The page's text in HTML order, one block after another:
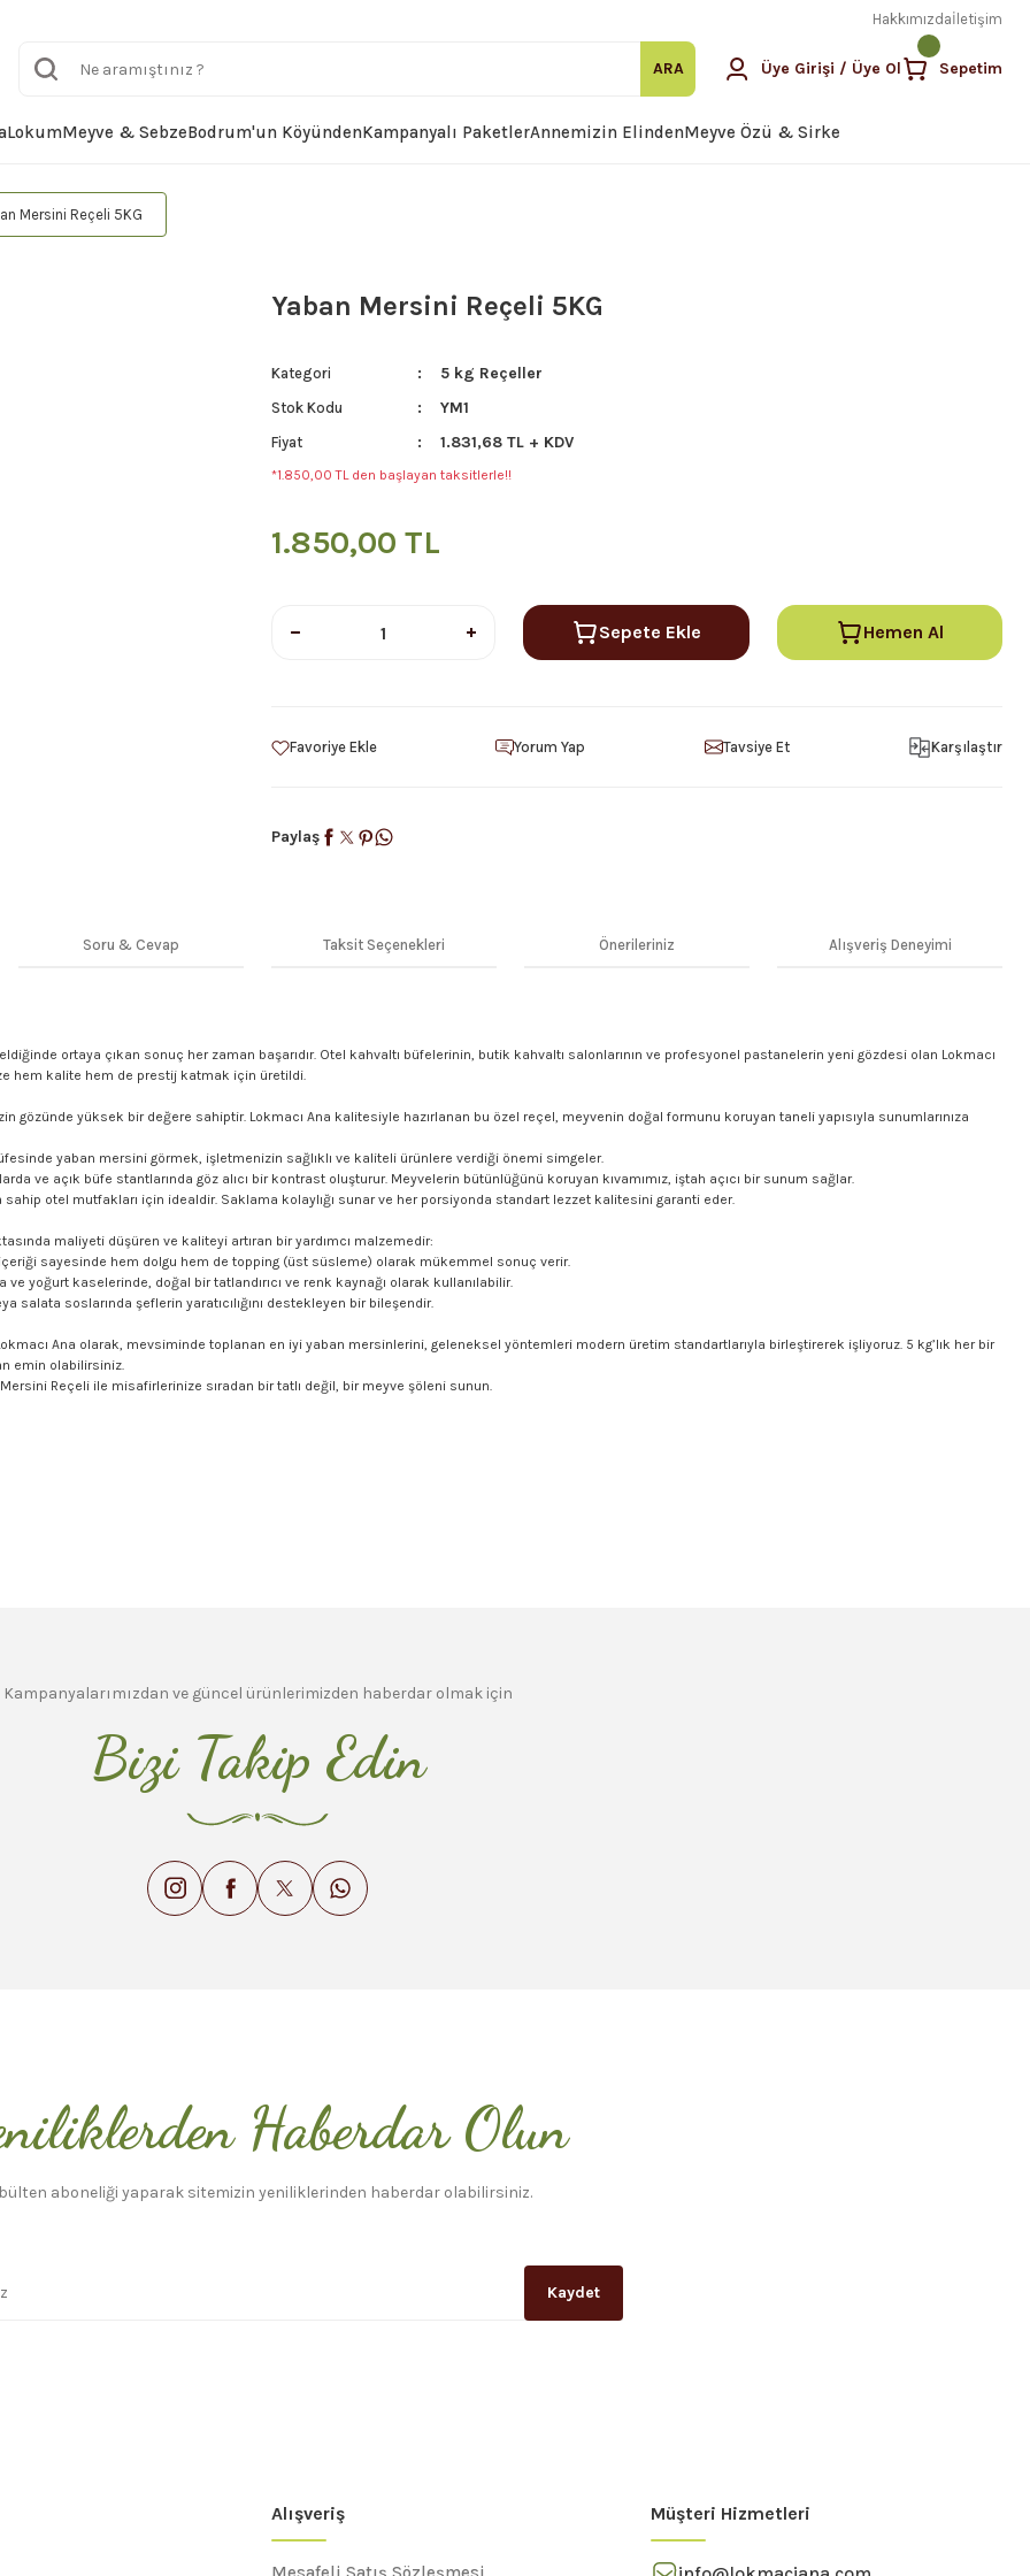
Hakkımızdaİletişim
ARA Üye Girişi / Üye Ol Sepetim
LokumMeyve & SebzeBodrum'un KöyündenKampanyalı PaketlerAnnemizin ElindenMeyve Özü & Sirke
Mersini Reçeli 5KG
Yaban Mersini Reçeli 5KG
Kategori 5 kg Reçeller
Stok Kodu YM1
Fiyat 1.831,68 TL + KDV
*1.850,00 TL den başlayan taksitlerle!!
1.850,00 TL
Sepete Ekle Hemen Al
Yorum Yap Tavsiye Et Karşılaştır
Paylaş
Soru & Cevap Taksit Seçenekleri Önerileriniz Alışveriş Deneyimi
ortaya çıkan sonuç her zaman başarıdır. Otel kahvaltı büfelerinin, butik kahvaltı salonlarının ve profesyonel pastanelerin yeni gözdesi olan Lokmacı
hem kalite hem de prestij katmak için üretildi.
yüksek bir değere sahiptir. Lokmacı Ana kalitesiyle hazırlanan bu özel reçel, meyvenin doğal formunu koruyan taneli yapısıyla sunumlarınıza
yaban mersini görmek, işletmenizin sağlıklı ve kaliteli ürünlere verdiği önemi simgeler.
ve açık büfe stantlarında göz alıcı bir kontrast oluşturur. Meyvelerin bütünlüğünü koruyan kıvamımız, iştah açıcı bir sunum sağlar.
otel mutfakları için idealdir. Saklama kolaylığı sunar ve her porsiyonda standart lezzet kalitesini garanti eder.
maliyeti düşüren ve kaliteyi artıran bir yardımcı malzemedir:
sayesinde hem dolgu hem de topping (üst süsleme) olarak mükemmel sonuç verir.
yoğurt kaselerinde, doğal bir tatlandırıcı ve renk kaynağı olarak kullanılabilir.
salata soslarında şeflerin yaratıcılığını destekleyen bir bileşendir.
Ana olarak, mevsiminde toplanan en iyi yaban mersinlerini, geleneksel yöntemleri modern üretim standartlarıyla birleştirerek işliyoruz. 5 kg’lık her bir
emin olabilirsiniz.
Reçeli ile misafirlerinize sıradan bir tatlı değil, bir meyve şöleni sunun.
Gönder
Kampanyalarımızdan ve güncel ürünlerimizden haberdar olmak için
Bizi Takip Edin
Haberdar Olun
aboneliği yaparak sitemizin yeniliklerinden haberdar olabilirsiniz.
Kaydet
Alışveriş Müşteri Hizmetleri